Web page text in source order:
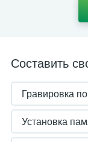
Составить
Гравировка
Установка